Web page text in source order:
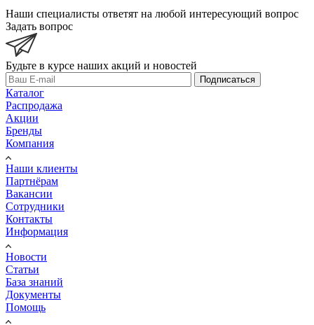
Наши специалисты ответят на любой интересующий вопрос
Задать вопрос
Будьте в курсе наших акций и новостей
Подписаться
Каталог
Распродажа
Акции
Бренды
Компания
Наши клиенты
Партнёрам
Вакансии
Сотрудники
Контакты
Информация
Новости
Статьи
База знаний
Документы
Помощь